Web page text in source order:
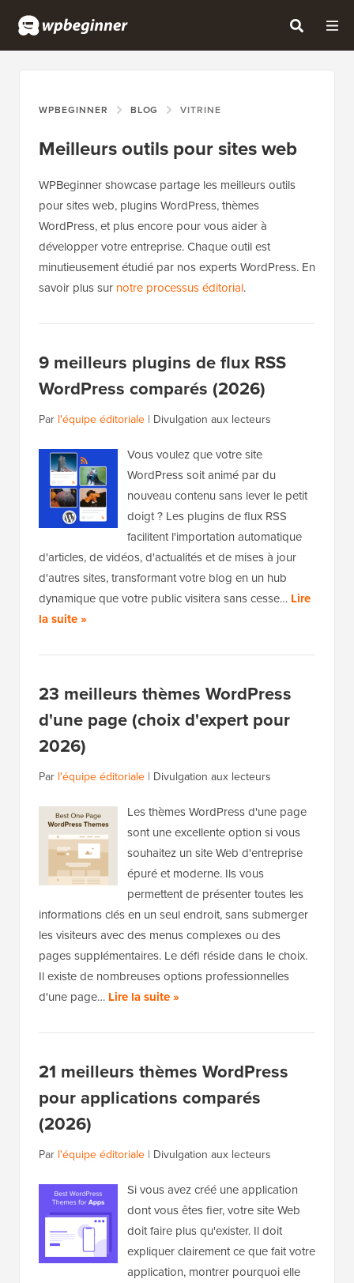
WPBEGINNER BLOG VITRINE
Meilleurs outils pour sites web
WPBeginner showcase partage les meilleurs outils
pour sites web, plugins WordPress, thèmes
WordPress, et plus encore pour vous aider à
développer votre entreprise. Chaque outil est
minutieusement étudié par nos experts WordPress. En
savoir plus sur notre processus éditorial.
9 meilleurs plugins de flux RSS
WordPress comparés (2026)
Par l'équipe éditoriale | Divulgation aux lecteurs
Vous voulez que votre site
WordPress soit animé par du
nouveau contenu sans lever le petit
doigt ? Les plugins de flux RSS
facilitent l'importation automatique
d'articles, de vidéos, d'actualités et de mises à jour
d'autres sites, transformant votre blog en un hub
dynamique que votre public visitera sans cesse… Lire
la suite »
23 meilleurs thèmes WordPress
d'une page (choix d'expert pour
2026)
Par l'équipe éditoriale | Divulgation aux lecteurs
Les thèmes WordPress d'une page
sont une excellente option si vous
souhaitez un site Web d'entreprise
épuré et moderne. Ils vous
permettent de présenter toutes les
informations clés en un seul endroit, sans submerger
les visiteurs avec des menus complexes ou des
pages supplémentaires. Le défi réside dans le choix.
Il existe de nombreuses options professionnelles
d'une page… Lire la suite »
21 meilleurs thèmes WordPress
pour applications comparés
(2026)
Par l'équipe éditoriale | Divulgation aux lecteurs
Si vous avez créé une application
dont vous êtes fier, votre site Web
doit faire plus qu'exister. Il doit
expliquer clairement ce que fait votre
application, montrer pourquoi elle